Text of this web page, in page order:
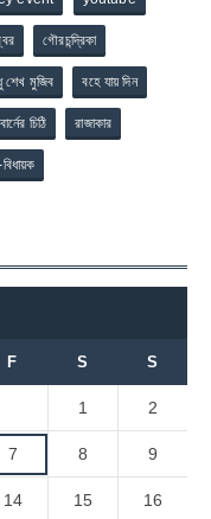
গৌরচন্দ্রিকা
শেখ মুজিব বহে যায় দিন
চিঠি রাজাকার
F S S
1 2
7 8 9
14 15 16